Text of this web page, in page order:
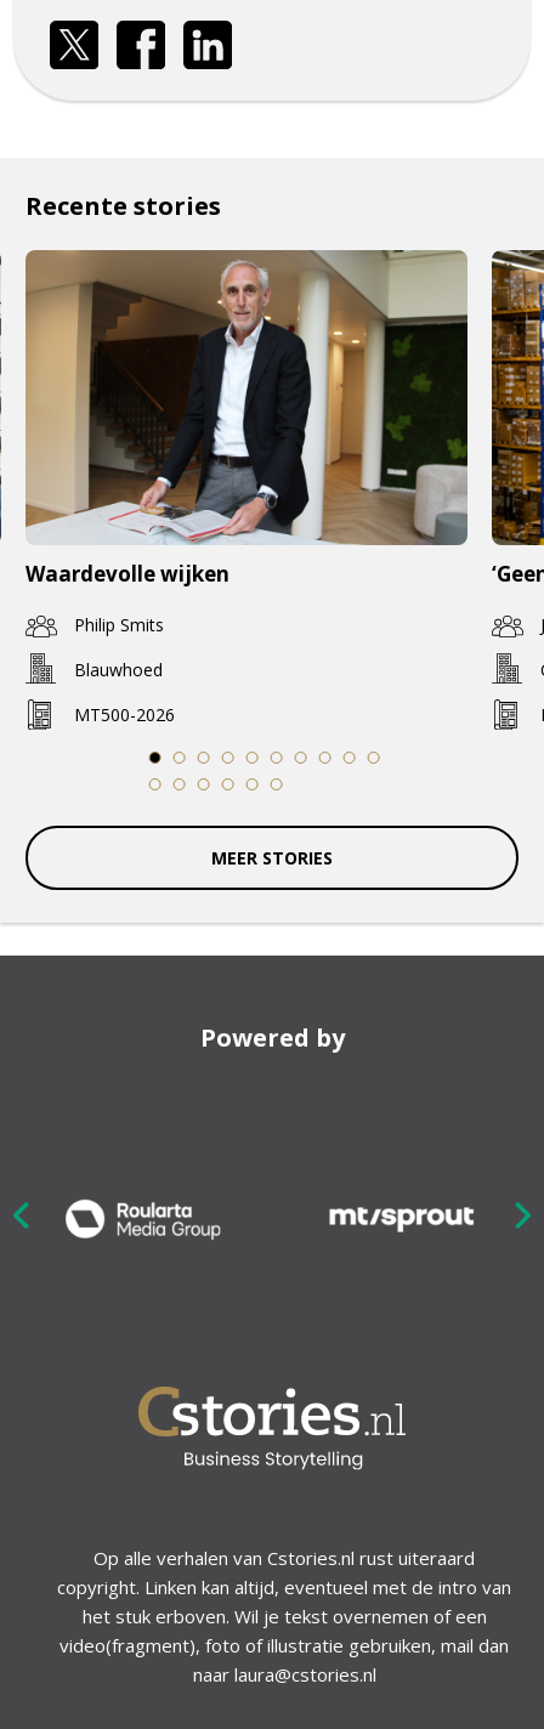
Recente stories
Waardevolle wijken
Philip Smits
Blauwhoed
MT500-2026
1
2 3 4 5 6 7 8 9
10
11 12 13 14 15 16
MEER STORIES
Powered by
Op alle verhalen van Cstories.nl rust uiteraard
copyright. Linken kan altijd, eventueel met de intro van
het stuk erboven. Wil je tekst overnemen of een
video(fragment), foto of illustratie gebruiken, mail dan
naar laura@cstories.nl